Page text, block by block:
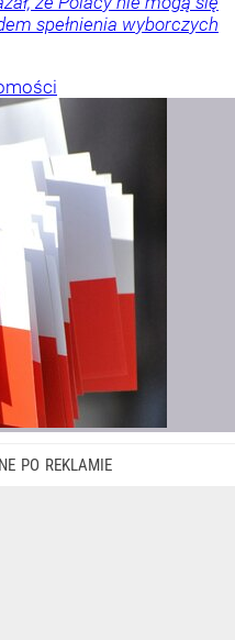
spełnienia wyborczych